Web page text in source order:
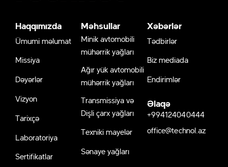
Haqqımızda
Ümumi məlumat
Missiya
Dəyərlər
Vizyon
Tarixçə
Laboratoriya
Sertifikatlar
Məhsullar
Minik avtomobili
mühərrik yağları
Ağır yük avtomobili
mühərrik yağları
Transmissiya və
Dişli çarx yağları
Texniki mayelər
Sənaye yağları
Xəbərlər
Tədbirlər
Biz mediada
Endirimlər
Əlaqə
+994124040444
office@technol.az